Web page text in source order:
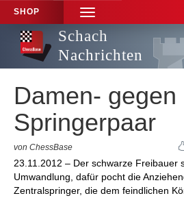
SHOP
TOGGLE
NAVIGATION
Schach
Nachrichten
Damen- gegen
Springerpaar
von ChessBase
23.11.2012 – Der schwarze Freibauer
Umwandlung, dafür pocht die
Zentralspringer, die dem feindlichen